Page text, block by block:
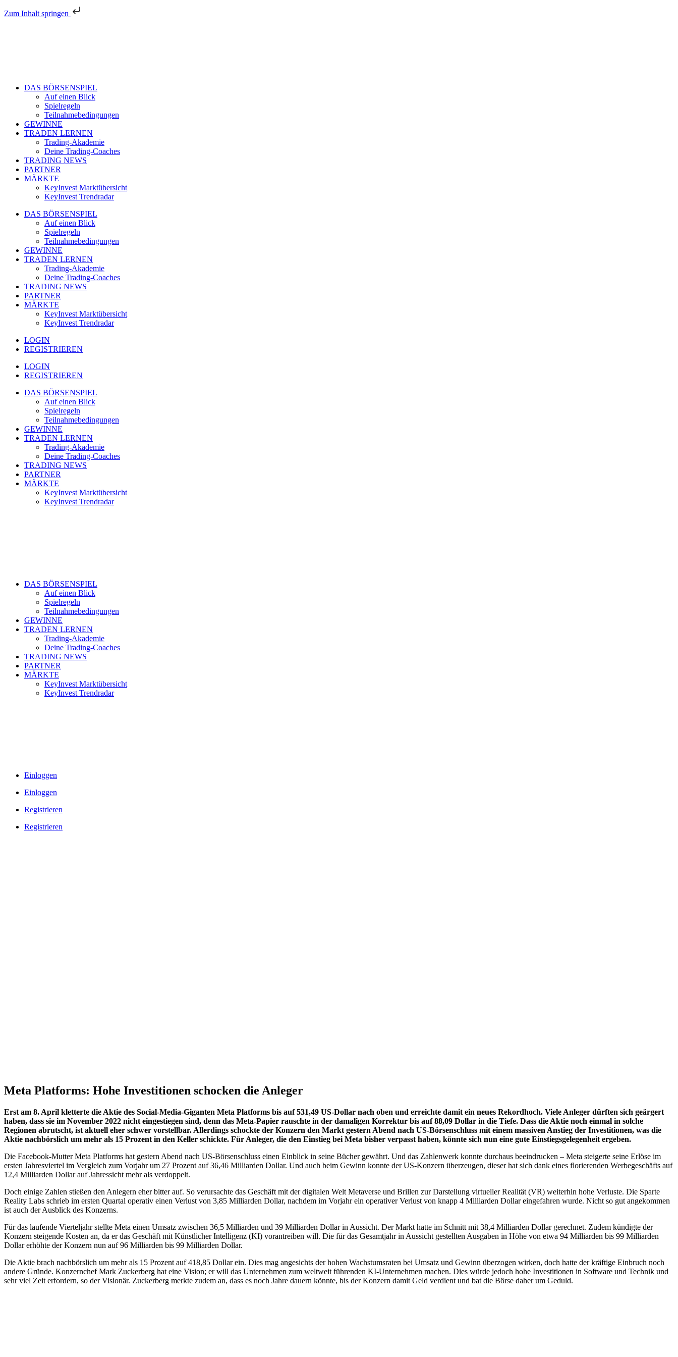
Zum Inhalt springen
DAS BÖRSENSPIEL
Auf einen Blick
Spielregeln
Teilnahmebedingungen
GEWINNE
TRADEN LERNEN
Trading-Akademie
Deine Trading-Coaches
TRADING NEWS
PARTNER
MÄRKTE
KeyInvest Marktübersicht
KeyInvest Trendradar
DAS BÖRSENSPIEL
Auf einen Blick
Spielregeln
Teilnahmebedingungen
GEWINNE
TRADEN LERNEN
Trading-Akademie
Deine Trading-Coaches
TRADING NEWS
PARTNER
MÄRKTE
KeyInvest Marktübersicht
KeyInvest Trendradar
LOGIN
REGISTRIEREN
LOGIN
REGISTRIEREN
DAS BÖRSENSPIEL
Auf einen Blick
Spielregeln
Teilnahmebedingungen
GEWINNE
TRADEN LERNEN
Trading-Akademie
Deine Trading-Coaches
TRADING NEWS
PARTNER
MÄRKTE
KeyInvest Marktübersicht
KeyInvest Trendradar
DAS BÖRSENSPIEL
Auf einen Blick
Spielregeln
Teilnahmebedingungen
GEWINNE
TRADEN LERNEN
Trading-Akademie
Deine Trading-Coaches
TRADING NEWS
PARTNER
MÄRKTE
KeyInvest Marktübersicht
KeyInvest Trendradar
Einloggen
Einloggen
Registrieren
Registrieren
Meta Platforms: Hohe Investitionen schocken die Anleger
Erst am 8. April kletterte die Aktie des Social-Media-Giganten Meta Platforms bis auf 531,49 US-Dollar nach oben und erreichte damit ein neues Rekordhoch. Viele Anleger dürften sich geärgert
haben, dass sie im November 2022 nicht eingestiegen sind, denn das Meta-Papier rauschte in der damaligen Korrektur bis auf 88,09 Dollar in die Tiefe. Dass die Aktie noch einmal in solche
Regionen abrutscht, ist aktuell eher schwer vorstellbar. Allerdings schockte der Konzern den Markt gestern Abend nach US-Börsenschluss mit einem massiven Anstieg der Investitionen, was die
Aktie nachbörslich um mehr als 15 Prozent in den Keller schickte. Für Anleger, die den Einstieg bei Meta bisher verpasst haben, könnte sich nun eine gute Einstiegsgelegenheit ergeben.
Die Facebook-Mutter Meta Platforms hat gestern Abend nach US-Börsenschluss einen Einblick in seine Bücher gewährt. Und das Zahlenwerk konnte durchaus beeindrucken – Meta steigerte seine Erlöse im
ersten Jahresviertel im Vergleich zum Vorjahr um 27 Prozent auf 36,46 Milliarden Dollar. Und auch beim Gewinn konnte der US-Konzern überzeugen, dieser hat sich dank eines florierenden Werbegeschäfts auf
12,4 Milliarden Dollar auf Jahressicht mehr als verdoppelt.
Doch einige Zahlen stießen den Anlegern eher bitter auf. So verursachte das Geschäft mit der digitalen Welt Metaverse und Brillen zur Darstellung virtueller Realität (VR) weiterhin hohe Verluste. Die Sparte
Reality Labs schrieb im ersten Quartal operativ einen Verlust von 3,85 Milliarden Dollar, nachdem im Vorjahr ein operativer Verlust von knapp 4 Milliarden Dollar eingefahren wurde. Nicht so gut angekommen
ist auch der Ausblick des Konzerns.
Für das laufende Vierteljahr stellte Meta einen Umsatz zwischen 36,5 Milliarden und 39 Milliarden Dollar in Aussicht. Der Markt hatte im Schnitt mit 38,4 Milliarden Dollar gerechnet. Zudem kündigte der
Konzern steigende Kosten an, da er das Geschäft mit Künstlicher Intelligenz (KI) vorantreiben will. Die für das Gesamtjahr in Aussicht gestellten Ausgaben in Höhe von etwa 94 Milliarden bis 99 Milliarden
Dollar erhöhte der Konzern nun auf 96 Milliarden bis 99 Milliarden Dollar.
Die Aktie brach nachbörslich um mehr als 15 Prozent auf 418,85 Dollar ein. Dies mag angesichts der hohen Wachstumsraten bei Umsatz und Gewinn überzogen wirken, doch hatte der kräftige Einbruch noch
andere Gründe. Konzernchef Mark Zuckerberg hat eine Vision; er will das Unternehmen zum weltweit führenden KI-Unternehmen machen. Dies würde jedoch hohe Investitionen in Software und Technik und
sehr viel Zeit erfordern, so der Visionär. Zuckerberg merkte zudem an, dass es noch Jahre dauern könnte, bis der Konzern damit Geld verdient und bat die Börse daher um Geduld.